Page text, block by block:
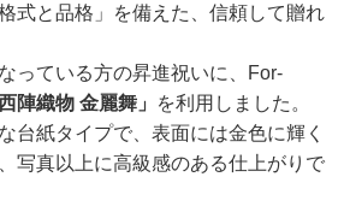
式と品格」を備えた、信頼して贈れ
っている方の昇進祝いに、For-
西陣織物 金麗舞」
を利用しました。
台紙タイプで、表面には金色に輝く
写真以上に高級感のある仕上がりで